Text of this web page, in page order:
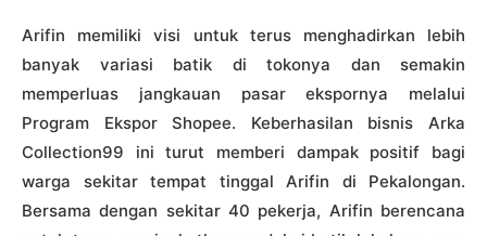
Arifin memiliki visi untuk terus menghadirkan lebih
banyak variasi batik di tokonya dan semakin
memperluas jangkauan pasar ekspornya melalui
Program Ekspor Shopee. Keberhasilan bisnis Arka
Collection99 ini turut memberi dampak positif bagi
warga sekitar tempat tinggal Arifin di Pekalongan.
Bersama dengan sekitar 40 pekerja, Arifin berencana